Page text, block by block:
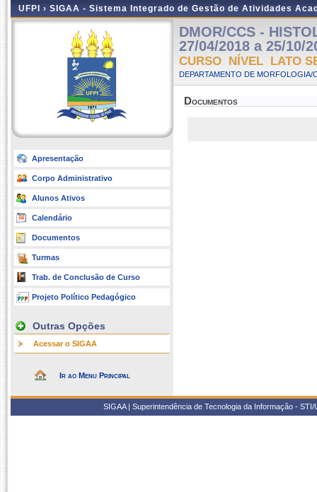
UFPI › SIGAA - Sistema Integrado de Gestão de Atividades
Apresentação
Corpo Administrativo
Alunos Ativos
Calendário
Documentos
Turmas
Trab. de Conclusão de Curso
Projeto Político Pedagógico
Outras Opções
Acessar o SIGAA
Ir ao Menu Principal
DMOR/CCS -
27/04/2018 a 25/10/
CURSO NÍVEL LATO
DEPARTAMENTO DE MORFOLOGIA/
Documentos
SIGAA | Superintendência de Tecnologia da Informação -